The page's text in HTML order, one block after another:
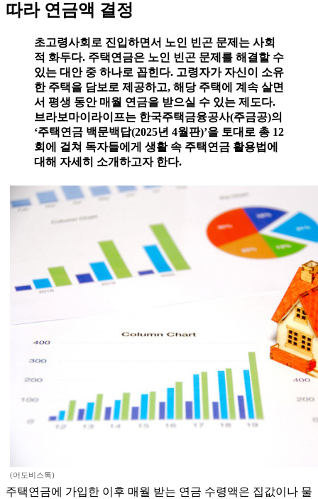
따라 연금액 결정
초고령사회로 진입하면서 노인 빈곤 문제는 사회
적 화두다. 주택연금은 노인 빈곤 문제를 해결할 수
있는 대안 중 하나로 꼽힌다. 고령자가 자신이 소유
한 주택을 담보로 제공하고, 해당 주택에 계속 살면
서 평생 동안 매월 연금을 받으실 수 있는 제도다.
브라보마이라이프는 한국주택금융공사(주금공)의
‘주택연금 백문백답(2025년 4월판)’을 토대로 총 12
회에 걸쳐 독자들에게 생활 속 주택연금 활용법에
대해 자세히 소개하고자 한다.
(어도비스톡)
주택연금에 가입한 이후 매월 받는 연금 수령액은 집값이나 물